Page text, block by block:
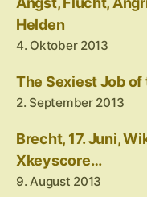
Helden
4. Oktober 2013
The Sexiest Job
2. September 2013
Brecht, 17. Juni,
Xkeyscore…
9. August 2013